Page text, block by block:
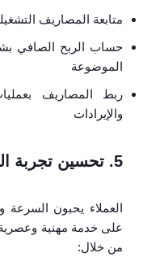
متابعة المصاريف
حساب الربح الصافي
الموضوعة
ربط المصاريف
والإيرادات
5. تحسين تجربة العميل
العملاء يحبون السرعة
على خدمة مهنية
من خلال: